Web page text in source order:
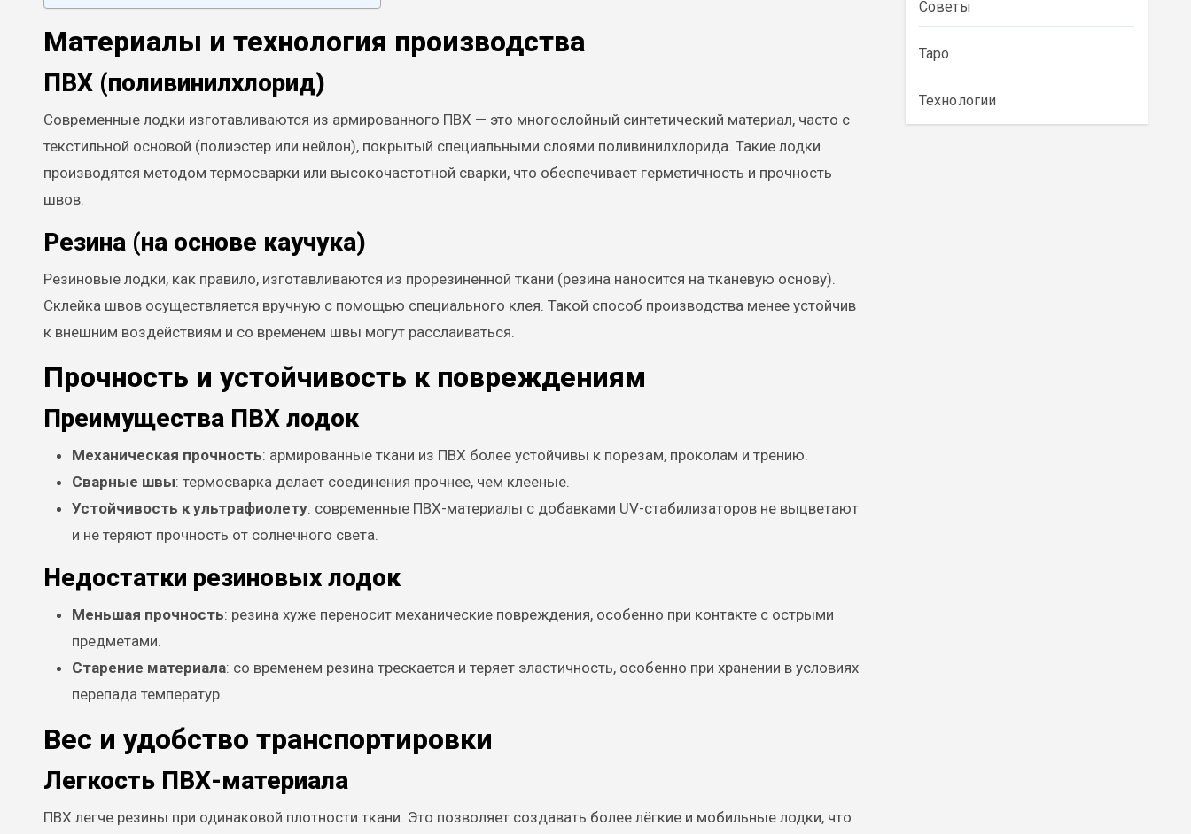
Материалы и технология производства
ПВХ (поливинилхлорид)
Современные лодки изготавливаются из армированного ПВХ — это многослойный синтетический материал, часто с
текстильной основой (полиэстер или нейлон), покрытый специальными слоями поливинилхлорида. Такие лодки
производятся методом термосварки или высокочастотной сварки, что обеспечивает герметичность и прочность
швов.
Резина (на основе каучука)
Резиновые лодки, как правило, изготавливаются из прорезиненной ткани (резина наносится на тканевую основу).
Склейка швов осуществляется вручную с помощью специального клея. Такой способ производства менее устойчив
к внешним воздействиям и со временем швы могут расслаиваться.
Прочность и устойчивость к повреждениям
Преимущества ПВХ лодок
Механическая прочность: армированные ткани из ПВХ более устойчивы к порезам, проколам и трению.
Сварные швы: термосварка делает соединения прочнее, чем клееные.
Устойчивость к ультрафиолету: современные ПВХ-материалы с добавками UV-стабилизаторов не выцветают
и не теряют прочность от солнечного света.
Недостатки резиновых лодок
Меньшая прочность: резина хуже переносит механические повреждения, особенно при контакте с острыми
предметами.
Старение материала: со временем резина трескается и теряет эластичность, особенно при хранении в условиях
перепада температур.
Вес и удобство транспортировки
Легкость ПВХ-материала
ПВХ легче резины при одинаковой плотности ткани. Это позволяет создавать более лёгкие и мобильные лодки, что
Советы
Таро
Технологии